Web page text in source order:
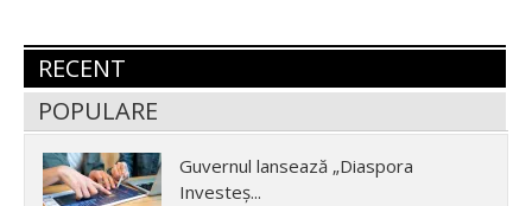
RECENT
POPULARE
Guvernul lansează „Diaspora
Investeș...